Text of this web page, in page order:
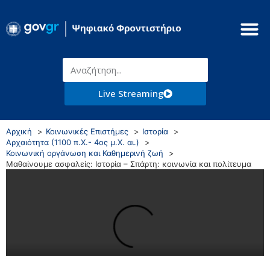
Live Streaming
Αρχική Κοινωνικές Επιστήμες
Ιστορία
Αρχαιότητα (1100 π.Χ.- 4ος μ.Χ. αι.)
Κοινωνική οργάνωση και Καθημερινή ζωή
Μαθαίνουμε ασφαλείς: Ιστορία – Σπάρτη: κοινωνία και πολίτευμα